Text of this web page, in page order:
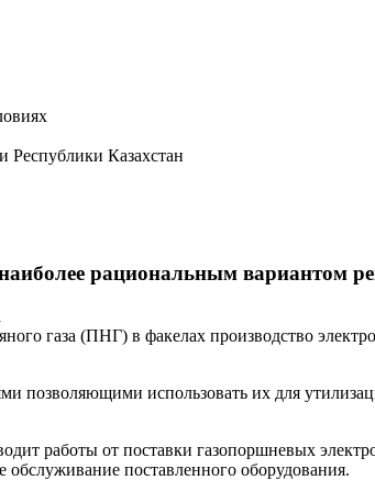
Республики Казахстан
рациональным вариантом
газа (ПНГ) в факелах производство
позволяющими использовать их для
работы от поставки газопоршневых
обслуживание поставленного оборудования.